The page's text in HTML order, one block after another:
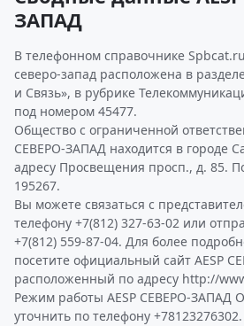
ЗАПАД
В телефонном справочнике
северо-запад расположена в
и Связь», в рубрике
под номером 45477.
Общество с ограниченной
СЕВЕРО-ЗАПАД находится в городе
адресу Просвещения просп., д. 85.
195267.
Вы можете связаться с
телефону +7(812) 327-63-02 или
+7(812) 559-87-04. Для более
посетите официальный сайт AESP
расположенный по адресу http://
Режим работы AESP СЕВЕРО-ЗАПАД
уточнить по телефону +78123276302.